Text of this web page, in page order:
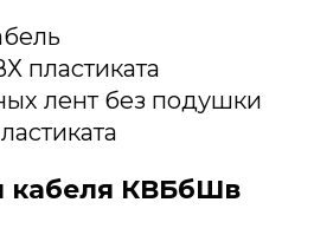
пластиката
лент без подушки
кабеля КВБбШв